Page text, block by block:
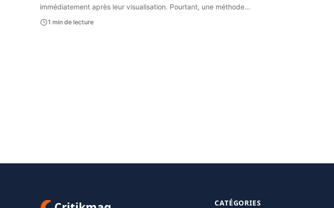
immédiatement après leur visualisation. Pourtant, une méthode…
1 min de lecture
CATÉGORIES